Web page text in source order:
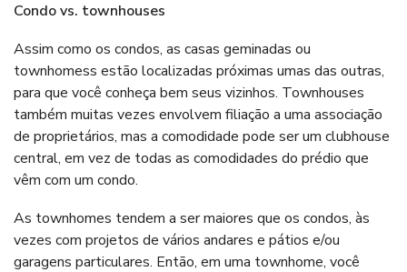
Condo vs. townhouses
Assim como os condos, as casas geminadas ou
townhomess estão localizadas próximas umas das outras,
para que você conheça bem seus vizinhos. Townhouses
também muitas vezes envolvem filiação a uma associação
de proprietários, mas a comodidade pode ser um clubhouse
central, em vez de todas as comodidades do prédio que
vêm com um condo.
As townhomes tendem a ser maiores que os condos, às
vezes com projetos de vários andares e pátios e/ou
garagens particulares. Então, em uma townhome, você